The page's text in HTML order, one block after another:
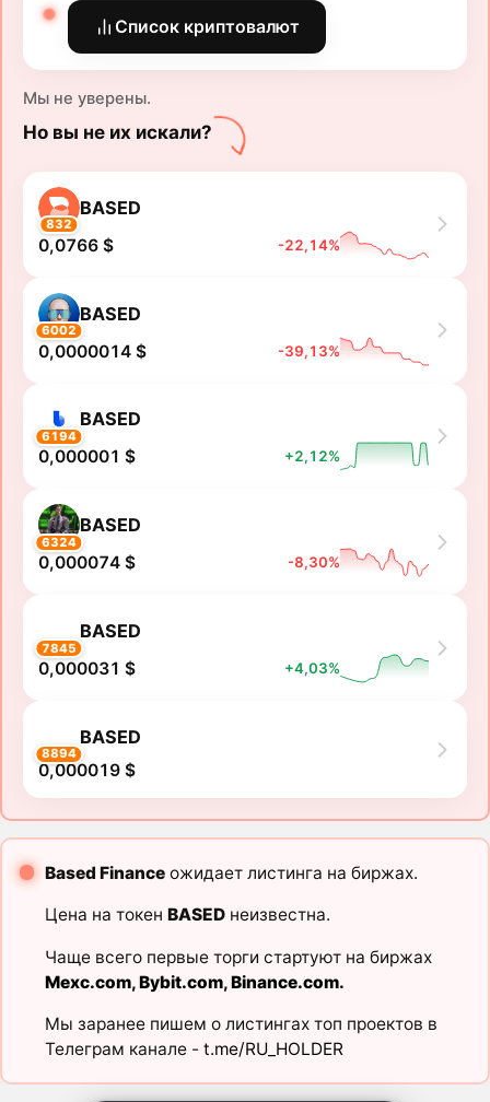
Список криптовалют
Мы не уверены.
Но вы не их искали?
832
BASED
0,0766 $ -22,14%
6002
BASED
0,0000014 $ -39,13%
6194
BASED
0,000001 $ +2,12%
6324
BASED
0,000074 $ -8,30%
7845
BASED
0,000031 $ +4,03%
8894
BASED
0,000019 $
Based Financeожидает листинга на биржах.
Цена на токен BASEDнеизвестна.
Чаще всего первые торги стартуют на биржах
Mexc.com,Bybit.com,Binance.com.
Мы заранее пишем о листингах топ проектов в
Телеграм канале - t.me/RU_HOLDER